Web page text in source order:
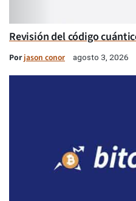
Revisión del código
Porjason conor agosto 3, 2026